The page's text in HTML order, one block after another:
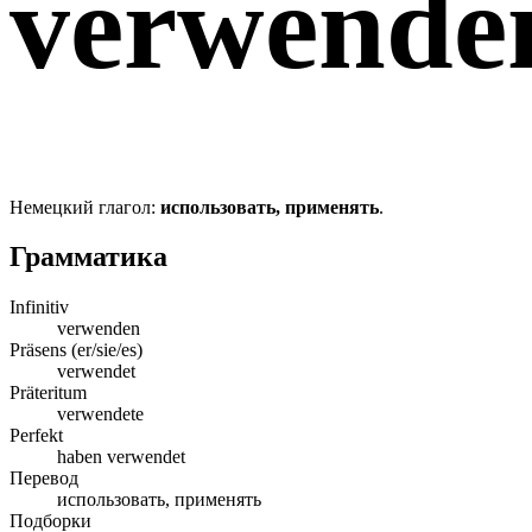
Немецкий глагол: использовать, применять.
Грамматика
Infinitiv
verwenden
Präsens (er/sie/es)
verwendet
Präteritum
verwendete
Perfekt
haben verwendet
Перевод
использовать, применять
Подборки